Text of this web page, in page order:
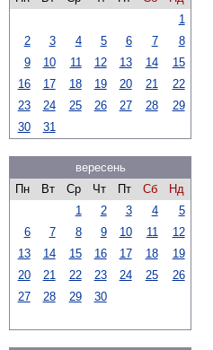
1
2
3 4 5 6 7
8
9
10 11 12 13 14
15
16
17 18 19 20 21
22
23
24 25 26 27 28
29
30
31
вересень
Пн
Вт Ср Чт Пт Сб
Нд
1
2 3 4
5
6
7 8 9 10 11
12
13
14 15 16 17 18
19
20
21 22 23 24 25
26
27
28 29 30